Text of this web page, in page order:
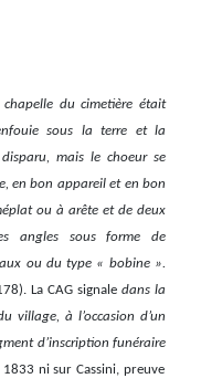
du cimetière était
sous la terre et la
mais le choeur se
en bon appareil et en bon
ou à arête et de deux
angles sous forme de
ou du type « bobine ».
La CAG signale dans la
village, à l’occasion d’un
d’inscription funéraire
ni sur Cassini, preuve